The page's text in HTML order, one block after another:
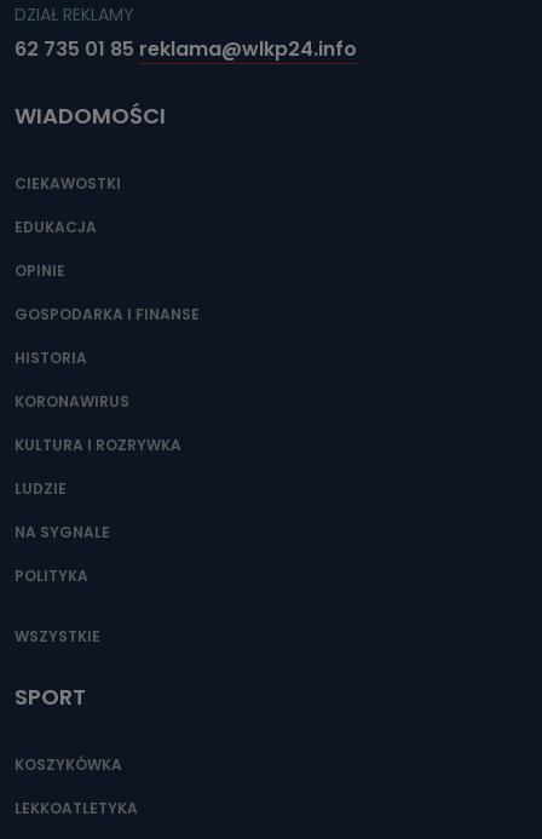
DZIAŁ REKLAMY
62 735 01 85 reklama@wlkp24.info
WIADOMOŚCI
CIEKAWOSTKI
EDUKACJA
OPINIE
GOSPODARKA I FINANSE
HISTORIA
KORONAWIRUS
KULTURA I ROZRYWKA
LUDZIE
NA SYGNALE
POLITYKA
WSZYSTKIE
SPORT
KOSZYKÓWKA
LEKKOATLETYKA